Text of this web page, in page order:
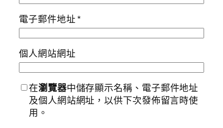
電子郵件地址*
個人網站網址
在瀏覽器中儲存顯示名稱、電子郵件地址
及個人網站網址，以供下次發佈留言時使
用。